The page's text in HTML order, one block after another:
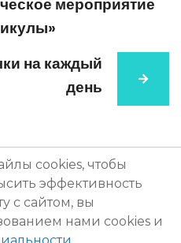
на каждый
день
изучением отдельных
Союза Д.А.Аристархова"
д. 29а +7 (831) 412-09-80,
cookies, чтобы
эффективность
с сайтом, вы
нами cookies и